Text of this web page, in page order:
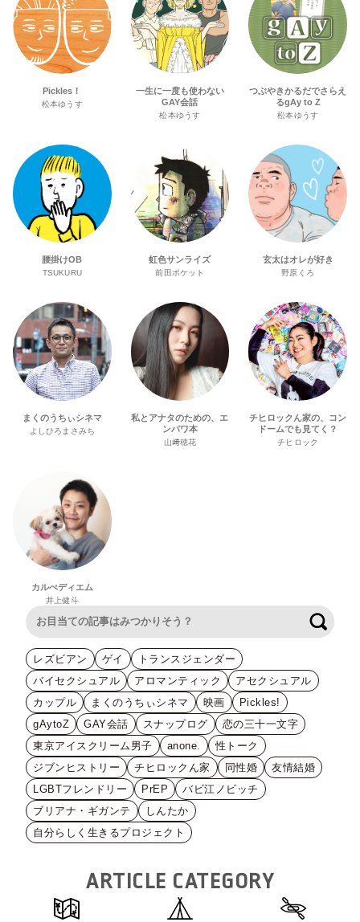
Pickles！
松本ゆうす
一生に一度も使わない
GAY会話
松本ゆうす
つぶやきかるだでさらえ
るgAy to Z
松本ゆうす
腰掛けOB
TSUKURU
虹色サンライズ
前田ポケット
玄太はオレが好き
野原くろ
まくのうちぃシネマ
よしひろまさみち
私とアナタのための、エ
ンパワ本
山﨑穂花
チヒロックん家の、コン
ドームでも見てく？
チヒロック
カルぺディエム
井上健斗
レズビアン ゲイ
トランスジェンダー
バイセクシュアル
アロマンティック
アセクシュアル
カップル
まくのうちぃシネマ 映画
Pickles!
gAytoZ
GAY会話 スナップログ
恋の三十一文字
東京アイスクリーム男子
anone.
性トーク
ジブンヒストリー
チヒロックん家 同性婚
友情結婚
LGBTフレンドリー
PrEP
バビ江ノビッチ
ブリアナ・ギガンテ
しんたか
自分らしく生きるプロジェクト
ARTICLE CATEGORY